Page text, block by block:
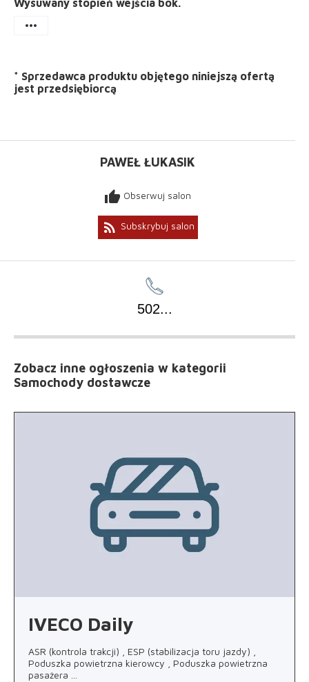
Wysuwany stopień wejścia bok.
more_horiz
* Sprzedawca produktu objętego niniejszą ofertą
jest przedsiębiorcą
PAWEŁ ŁUKASIK
thumb_up Obserwuj salon
rss_feed Subskrybuj salon
502...
Zobacz inne ogłoszenia w kategorii
Samochody dostawcze
IVECO Daily
ASR (kontrola trakcji) , ESP (stabilizacja toru jazdy) ,
Poduszka powietrzna kierowcy , Poduszka powietrzna
pasażera